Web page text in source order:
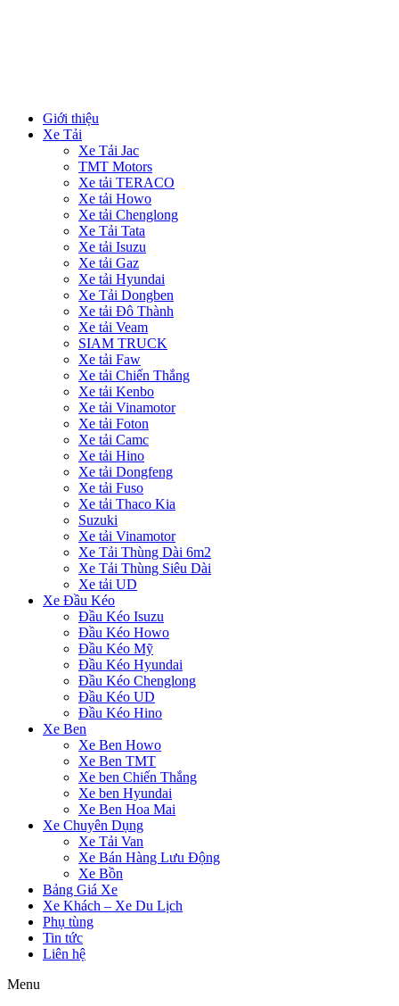
Giới thiệu
Xe Tải
Xe Tải Jac
TMT Motors
Xe tải TERACO
Xe tải Howo
Xe tải Chenglong
Xe Tải Tata
Xe tải Isuzu
Xe tải Gaz
Xe tải Hyundai
Xe Tải Dongben
Xe tải Đô Thành
Xe tải Veam
SIAM TRUCK
Xe tải Faw
Xe tải Chiến Thắng
Xe tải Kenbo
Xe tải Vinamotor
Xe tải Foton
Xe tải Camc
Xe tải Hino
Xe tải Dongfeng
Xe tải Fuso
Xe tải Thaco Kia
Suzuki
Xe tải Vinamotor
Xe Tải Thùng Dài 6m2
Xe Tải Thùng Siêu Dài
Xe tải UD
Xe Đầu Kéo
Đầu Kéo Isuzu
Đầu Kéo Howo
Đầu Kéo Mỹ
Đầu Kéo Hyundai
Đầu Kéo Chenglong
Đầu Kéo UD
Đầu Kéo Hino
Xe Ben
Xe Ben Howo
Xe Ben TMT
Xe ben Chiến Thắng
Xe ben Hyundai
Xe Ben Hoa Mai
Xe Chuyên Dụng
Xe Tải Van
Xe Bán Hàng Lưu Động
Xe Bồn
Bảng Giá Xe
Xe Khách – Xe Du Lịch
Phụ tùng
Tin tức
Liên hệ
Menu